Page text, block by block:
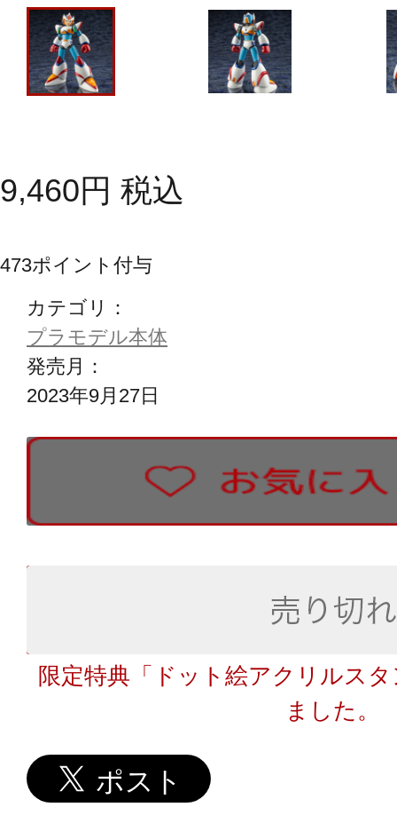
9,460円 税込
473ポイント付与
カテゴリ：
プラモデル本体
発売月：
2023年9月27日
限定特典「ドット絵アクリルス
ました。